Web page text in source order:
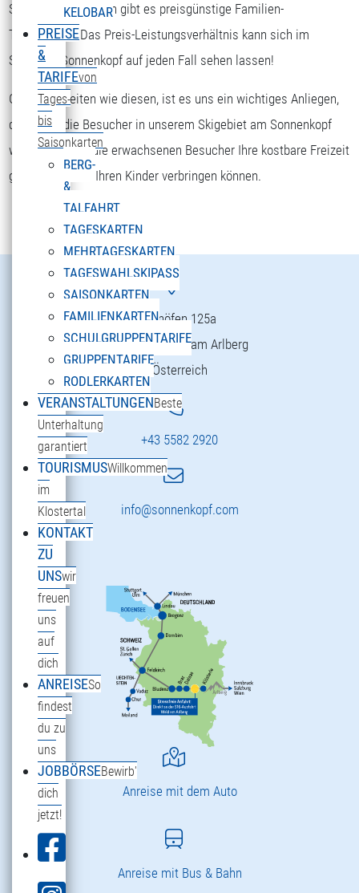
KELOBAR
PREISE
&
TARIFEvon
Tages-
bis
Saisonkarten
BERG-
&
TALFAHRT
TAGESKARTEN
MEHRTAGESKARTEN
TAGESWAHLSKIPASS
SAISONKARTEN
FAMILIENKARTEN
SCHULGRUPPENTARIFE
GRUPPENTARIFE
RODLERKARTEN
VERANSTALTUNGENBeste
Unterhaltung
garantiert
TOURISMUSWillkommen
im
Klostertal
KONTAKT
ZU
UNSwir
freuen
uns
auf
dich
ANREISESo
findest
du zu
uns
JOBBÖRSEBewirb'
dich
jetzt!
Speziell für Familien gibt es preisgünstige Familien-
Tageskarten. Das Preis-Leistungsverhältnis kann sich im
Skigebiet Sonnenkopf auf jeden Fall sehen lassen!
Gerade in Zeiten wie diesen, ist es uns ein wichtiges Anliegen,
dass sich die Besucher in unserem Skigebiet am Sonnenkopf
wohlfühlen und die erwachsenen Besucher Ihre kostbare Freizeit
gemeinsam mit Ihren Kinder verbringen können.
Danöfen 125a
6754 Klösterle am Arlberg
Österreich
+43 5582 2920
info@sonnenkopf.com
Anreise mit dem Auto
Anreise mit Bus & Bahn